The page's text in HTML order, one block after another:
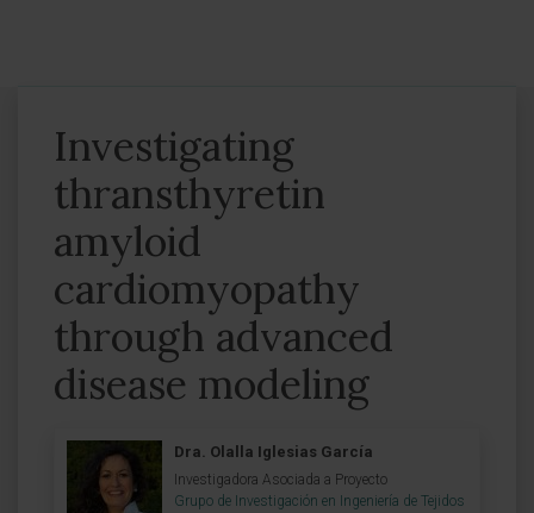
Investigating
thransthyretin
amyloid
cardiomyopathy
through advanced
disease modeling
Dra. Olalla Iglesias García
Investigadora Asociada a Proyecto
Grupo de Investigación en Ingeniería de Tejidos